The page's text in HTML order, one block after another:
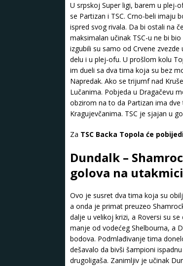
U srpskoj Super ligi, barem u plej-
se Partizan i TSC. Crno-beli imaju
ispred svog rivala. Da bi ostali na
maksimalan učinak TSC-u ne bi
izgubili su samo od Crvene
delu i u plej-ofu. U prošlom kolu
im dueli sa dva tima koja su bez
Napredak. Ako se trijumf nad
Lučanima. Pobjeda u Dragačevu
obzirom na to da Partizan ima
Kragujevčanima. TSC je sjajan u
Za TSC Backa Topola će
Dundalk –
golova na
Ovo je susret dva tima koja su
a onda je primat preuzeo
dalje u velikoj krizi, a Roversi su
manje od vodećeg Shelbourna, a
bodova. Podmlađivanje tima
dešavalo da bivši šampioni
drugoligaša. Zanimljiv je učinak